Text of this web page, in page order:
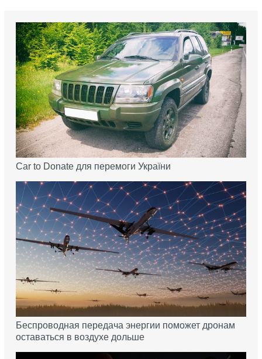
Car to Donate для перемоги України
Беспроводная передача энергии поможет дронам
оставаться в воздухе дольше